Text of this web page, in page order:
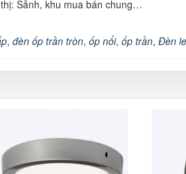
Sảnh, khu mua bán chung…
, đèn ốp trần tròn, ốp nổi, ốp trần, Đèn